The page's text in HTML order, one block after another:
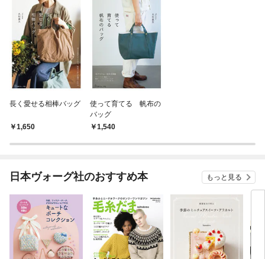
長く愛せる相棒バッグ
1,650
使って育てる 帆布の
バッグ
1,540
日本ヴォーグ社のおすすめ本 もっと見る